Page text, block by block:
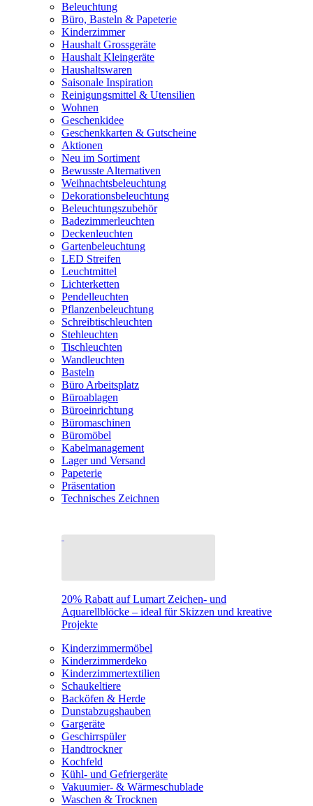
Beleuchtung
Büro, Basteln & Papeterie
Kinderzimmer
Haushalt Grossgeräte
Haushalt Kleingeräte
Haushaltswaren
Saisonale Inspiration
Reinigungsmittel & Utensilien
Wohnen
Geschenkidee
Geschenkkarten & Gutscheine
Aktionen
Neu im Sortiment
Bewusste Alternativen
Weihnachtsbeleuchtung
Dekorationsbeleuchtung
Beleuchtungszubehör
Badezimmerleuchten
Deckenleuchten
Gartenbeleuchtung
LED Streifen
Leuchtmittel
Lichterketten
Pendelleuchten
Pflanzenbeleuchtung
Schreibtischleuchten
Stehleuchten
Tischleuchten
Wandleuchten
Basteln
Büro Arbeitsplatz
Büroablagen
Büroeinrichtung
Büromaschinen
Büromöbel
Kabelmanagement
Lager und Versand
Papeterie
Präsentation
Technisches Zeichnen
20% Rabatt auf Lumart Zeichen- und
Aquarellblöcke – ideal für Skizzen und kreative
Projekte
Kinderzimmermöbel
Kinderzimmerdeko
Kinderzimmertextilien
Schaukeltiere
Backöfen & Herde
Dunstabzugshauben
Gargeräte
Geschirrspüler
Handtrockner
Kochfeld
Kühl- und Gefriergeräte
Vakuumier- & Wärmeschublade
Waschen & Trocknen